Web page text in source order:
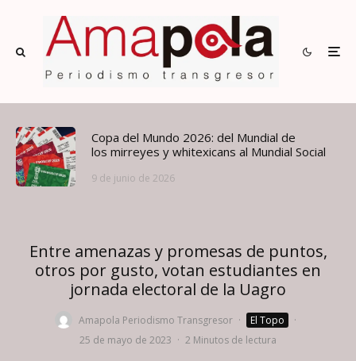
Copa del Mundo 2026: del Mundial de
los mirreyes y whitexicans al Mundial Social
9 de junio de 2026
Entre amenazas y promesas de puntos,
otros por gusto, votan estudiantes en
jornada electoral de la Uagro
Amapola Periodismo Transgresor · El Topo
·
25 de mayo de 2023 · 2 Minutos de lectura